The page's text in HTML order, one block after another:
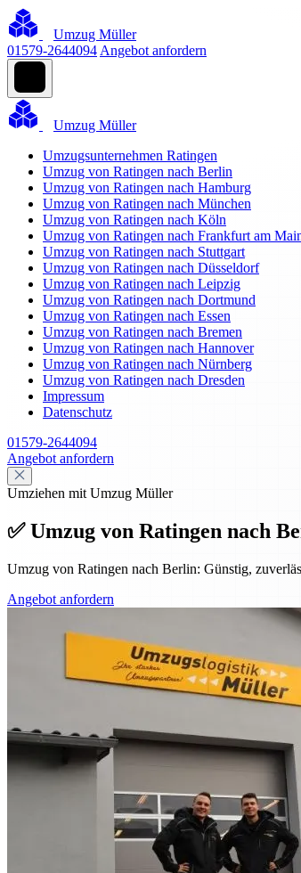
Umzug Müller
01579-2644094 Angebot anfordern
Umzug Müller
Umzugsunternehmen Ratingen
Umzug von Ratingen nach Berlin
Umzug von Ratingen nach Hamburg
Umzug von Ratingen nach München
Umzug von Ratingen nach Köln
Umzug von Ratingen nach Frankfurt am
Umzug von Ratingen nach Stuttgart
Umzug von Ratingen nach Düsseldorf
Umzug von Ratingen nach Leipzig
Umzug von Ratingen nach Dortmund
Umzug von Ratingen nach Essen
Umzug von Ratingen nach Bremen
Umzug von Ratingen nach Hannover
Umzug von Ratingen nach Nürnberg
Umzug von Ratingen nach Dresden
Impressum
Datenschutz
01579-2644094
Angebot anfordern
Umziehen mit Umzug Müller
✅ Umzug von Ratingen nach
Umzug von Ratingen nach Berlin: Günstig,
Angebot anfordern